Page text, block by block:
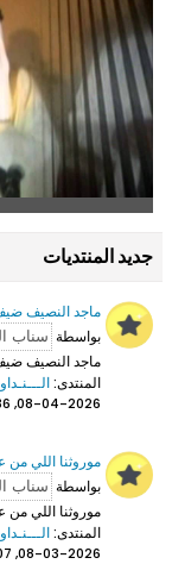
جديد المنتديات
ماجد النصيف
بواسطة
ماجد النصيف
المنتدى:
08-04-2026, 11:36 PM
موروثنا اللي
بواسطة
موروثنا اللي
المنتدى:
08-03-2026, 02:07 PM